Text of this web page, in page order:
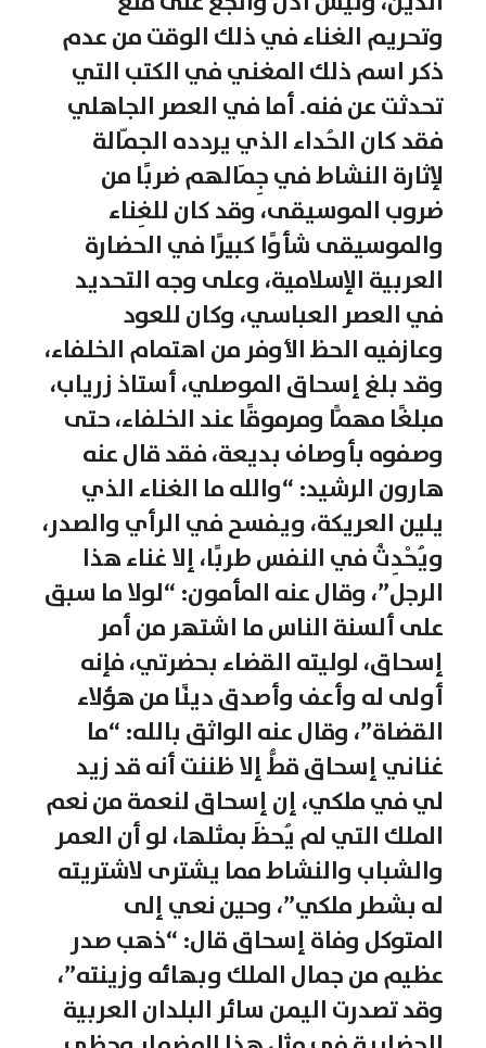
وتحريم الغناء في ذلك الوقت من عدم
ذكر اسم ذلك المغني في الكتب التي
تحدثت عن فنه. أما في العصر الجاهلي
فقد كان الحُداء الذي يردده الجمّالة
لإثارة النشاط في جِمَالهم ضربًا من
ضروب الموسيقى، وقد كان للغِناء
والموسيقى شأوًا كبيرًا في الحضارة
العربية الإسلامية، وعلى وجه التحديد
في العصر العباسي، وكان للعود
وعازفيه الحظ الأوفر من اهتمام الخلفاء،
وقد بلغ إسحاق الموصلي، أستاذ زرياب،
مبلغًا مهمًّا ومرموقًا عند الخلفاء، حتى
وصفوه بأوصاف بديعة، فقد قال عنه
هارون الرشيد: “والله ما الغناء الذي
يلين العريكة، ويفسح في الرأي والصدر،
ويُحْدِثُ في النفس طربًا، إلا غناء هذا
الرجل”، وقال عنه المأمون: “لولا ما سبق
على ألسنة الناس ما اشتهر من أمر
إسحاق، لوليته القضاء بحضرتي، فإنه
أولى له وأعف وأصدق دينًا من هؤلاء
القضاة”، وقال عنه الواثق بالله: “ما
غناني إسحاق قطُّ إلا ظننت أنه قد زيد
لي في ملكي، إن إسحاق لنعمة من نعم
الملك التي لم يُحظَ بمثلها، لو أن العمر
والشباب والنشاط مما يشترى لاشتريته
له بشطر ملكي”، وحين نعي إلى
المتوكل وفاة إسحاق قال: “ذهب صدر
عظيم من جمال الملك وبهائه وزينته”،
وقد تصدرت اليمن سائر البلدان العربية